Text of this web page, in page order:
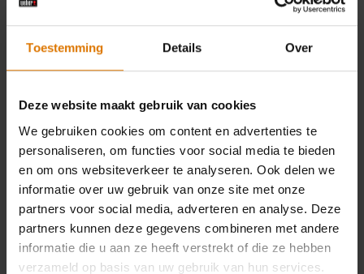
Toestemming Details Over
Deze website maakt gebruik van cookies
We gebruiken cookies om content en advertenties te
personaliseren, om functies voor social media te bieden
en om ons websiteverkeer te analyseren. Ook delen we
informatie over uw gebruik van onze site met onze
partners voor social media, adverteren en analyse. Deze
partners kunnen deze gegevens combineren met andere
informatie die u aan ze heeft verstrekt of die ze hebben
verzameld op basis van uw gebruik van hun services.
AVG. Google is onderhevig aan het privacyschild.
(2) Firebase Crashlytics
Wij gebruiken de tool Firebase Crashlytics om bugs en andere fouten in
app, ontvangen wij graag de technische gegevens uit de app (de UUID
van de installatie en gegevens van crashes) om de oorzaak van de fout te
analyseren, wat ons in staat stelt de app voor alle gebruikers verder te
verbeteren.
Firebase Crashlytics vraagt om uw toestemming voordat uw gegevens
voor bovenstaande doeleinden worden overgedragen.
De wettelijke basis hiervoor is artikel 6 I a) en f), aangezien wij een